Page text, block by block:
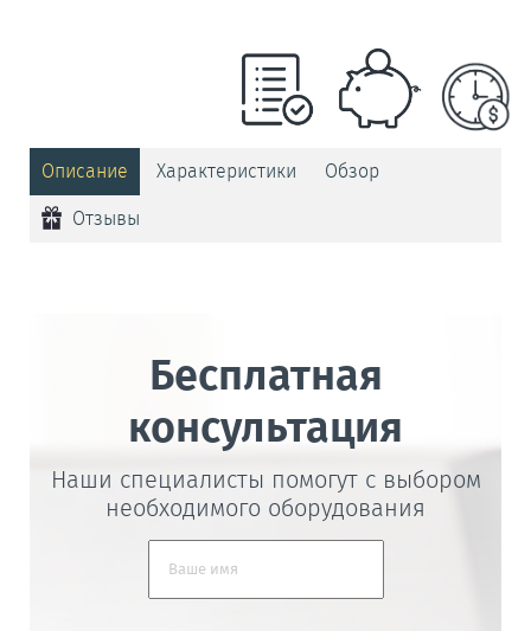
Описание Характеристики Обзор
Отзывы
Бесплатная
консультация
Наши специалисты помогут с выбором
необходимого оборудования